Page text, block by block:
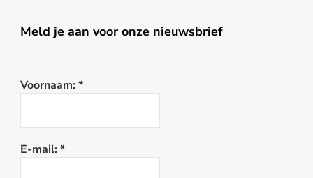
Meld je aan voor onze nieuwsbrief
Voornaam: *
E-mail: *